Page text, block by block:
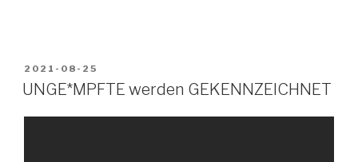
VERÖFFENTLICHT
AM
2021-08-25
UNGE*MPFTE werden GEKENNZEICHNET